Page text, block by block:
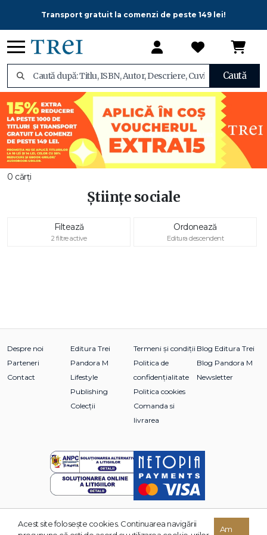
Transport gratuit la comenzi de peste 149 lei!
Caută
0 cărți
Științe sociale
Filtează
2 filtre active
Ordonează
Editura descendent
Despre noi
Parteneri
Contact
Editura Trei
Pandora M
Lifestyle
Publishing
Colecții
Termeni și condiții
Politica de
confidențialitate
Politica cookies
Comanda si
livrarea
Blog Editura Trei
Blog Pandora M
Newsletter
© 2026 Grupul Editorial TREI. Toate drepturile rezervate.
Acest site foloseşte cookies. Continuarea navigării
Am